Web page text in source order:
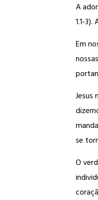
A
1.1-
Em
Jesus
se
O